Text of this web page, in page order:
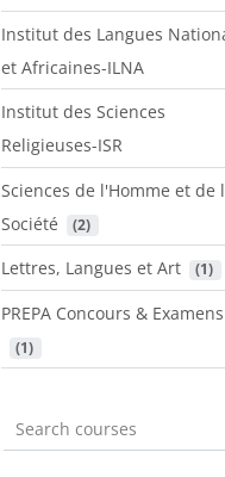
Institut des Langues
et Africaines-ILNA
Institut des Sciences
Religieuses-ISR
Sciences de l'Homme et de
Société
(2)
Lettres, Langues et Art (1)
PREPA Concours & Examens
(1)
Search courses